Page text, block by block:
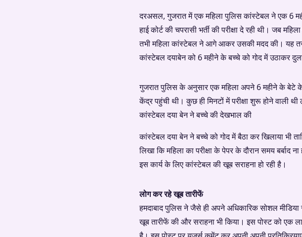
दरअसल, गुजरात में एक महिला पुलिस कांस्टेबल ने एक 6
हाई कोर्ट की चपरासी भर्ती की परीक्षा दे रही थी। जब
तभी महिला कांस्टेबल ने आगे आकर उसकी मदद की। यह
कांस्टेबल दयाबेन को 6 महीने के बच्चे को गोद में उठाकर
गुजरात पुलिस के अनुसार एक महिला अपने 6 महीने के बेटे के
केंद्र पहुंची थी। कुछ ही मिनटों में परीक्षा शुरू होने वाली
कांस्टेबल दया बेन ने बच्चे की देखभाल की
कांस्टेबल दया बेन ने बच्चे को गोद में बैठा कर खिलाया भी
लिखा कि महिला का परीक्षा के पेपर के दौरान समय
इस कार्य के लिए कांस्टेबल की खूब सराहना हो रही है।
लोग कर रहे खूब तारीफें
हमदाबाद पुलिस ने जैसे ही अपने अधिकारिक सोशल
खूब तारीफें की और सराहना भी किया। इस पोस्ट को एक